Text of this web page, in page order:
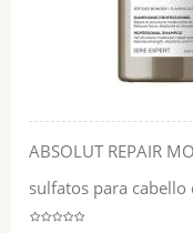
ABSOLUT REPAIR
sulfatos para